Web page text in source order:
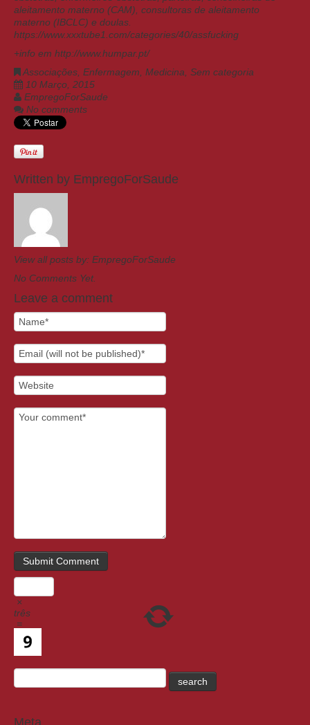
aleitamento materno (CAM), consultoras de aleitamento
materno (IBCLC) e doulas.
https://www.xxxtube1.com/categories/40/assfucking
+info em http://www.humpar.pt/
Associações Enfermagem Medicina Sem categoria
10 Março, 2015
EmpregoForSaude
No comments
Written by EmpregoForSaude
View all posts by: EmpregoForSaude
No Comments Yet.
Leave a comment
×
três
=
Meta